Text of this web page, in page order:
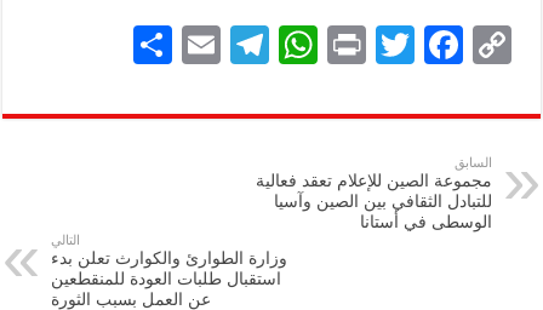
C
p
y
Li
n
F
eb
k
T
tt
P
nt
W
at
A
p
Te
gr
E
ai
ar
السابق
مجموعة الصين للإعلام تعقد فعالية
للتبادل الثقافي بين الصين وآسيا
الوسطى في أستانا
التالي
وزارة الطوارئ والكوارث تعلن بدء
استقبال طلبات العودة للمنقطعين
عن العمل بسبب الثورة